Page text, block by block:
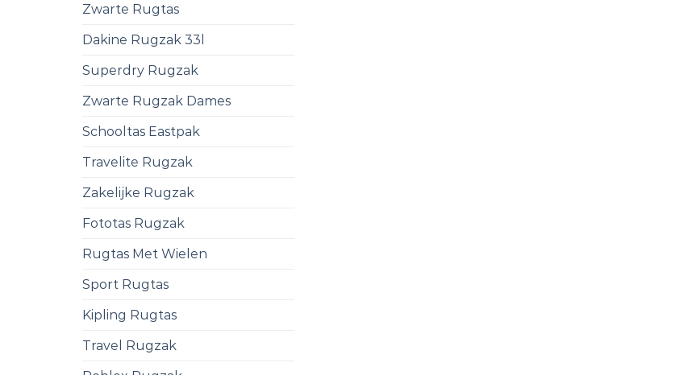
Zwarte Rugtas
Dakine Rugzak 33l
Superdry Rugzak
Zwarte Rugzak Dames
Schooltas Eastpak
Travelite Rugzak
Zakelijke Rugzak
Fototas Rugzak
Rugtas Met Wielen
Sport Rugtas
Kipling Rugtas
Travel Rugzak